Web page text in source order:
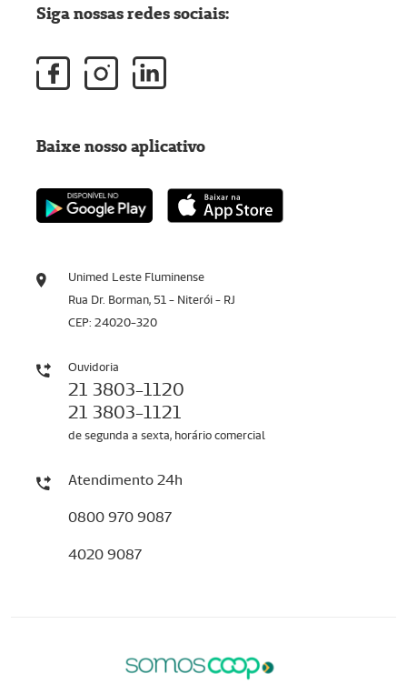
Unimed Leste Fluminense
Rua Dr. Borman, 51 - Niterói - RJ
CEP: 24020-320
Ouvidoria
21 3803-1120
21 3803-1121
de segunda a sexta, horário comercial
Atendimento 24h
0800 970 9087
4020 9087
Siga nossas redes sociais:
Baixe nosso aplicativo